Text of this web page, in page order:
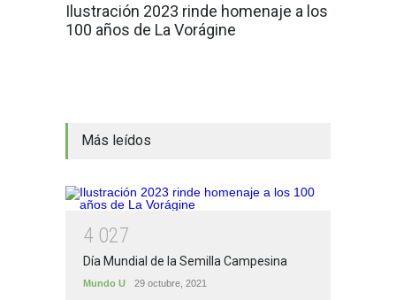
Ilustración 2023 rinde homenaje a los
100 años de La Vorágine
Más leídos
4 027
Día Mundial de la Semilla Campesina
Mundo U 29 octubre, 2021